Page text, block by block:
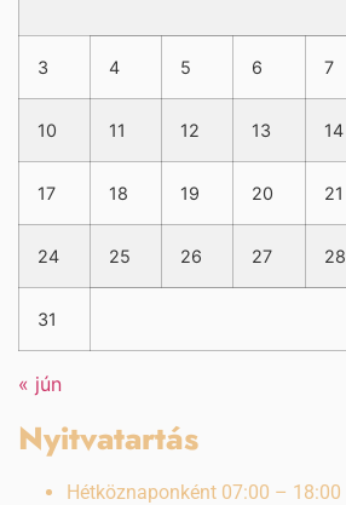
3 4 5 6 7
10 11 12 13 14
17 18 19 20 21
24 25 26 27 28
31
« jún
Nyitvatartás
Hétköznaponként 07:00 – 18:00